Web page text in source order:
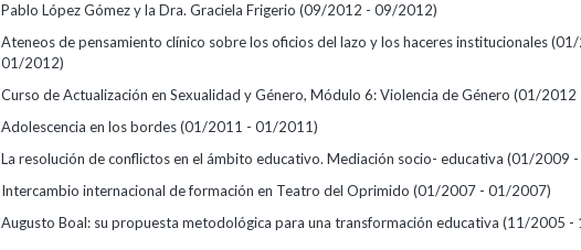
Pablo López Gómez y la Dra. Graciela Frigerio (09/2012 - 09/2012)
Ateneos de pensamiento clínico sobre los oficios del lazo y los haceres institucionales(01/
01/2012)
Curso de Actualización en Sexualidad y Género, Módulo 6: Violencia de Género (01/2012
Adolescencia en los bordes(01/2011 - 01/2011)
La resolución de conflictos en el ámbito educativo. Mediación socio- educativa (01/2009
Intercambio internacional de formación en Teatro del Oprimido (01/2007 - 01/2007)
Augusto Boal: su propuesta metodológica para una transformación educativa (11/2005 -